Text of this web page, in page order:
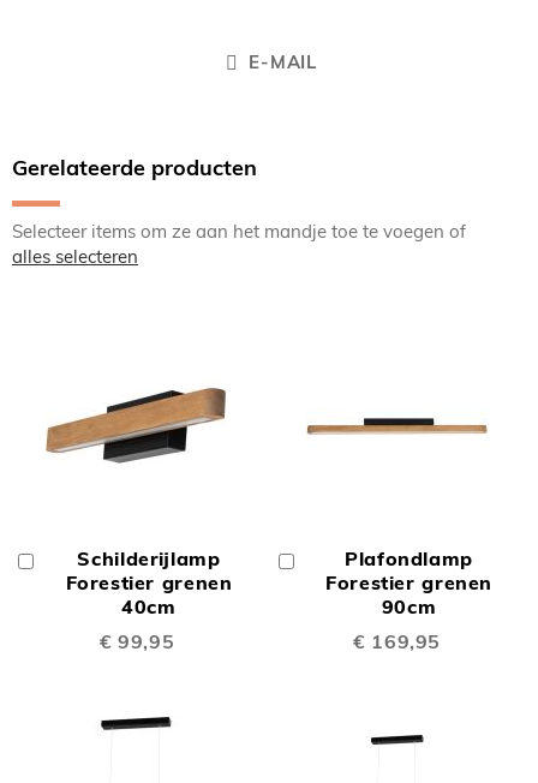
E-MAIL
Gerelateerde producten
Selecteer items om ze aan het mandje toe te voegen of
alles selecteren
Schilderijlamp
Forestier grenen
40cm
€ 99,95
Winkelwagen
Plafondlamp
Forestier grenen
90cm
€ 169,95
Winkelwagen